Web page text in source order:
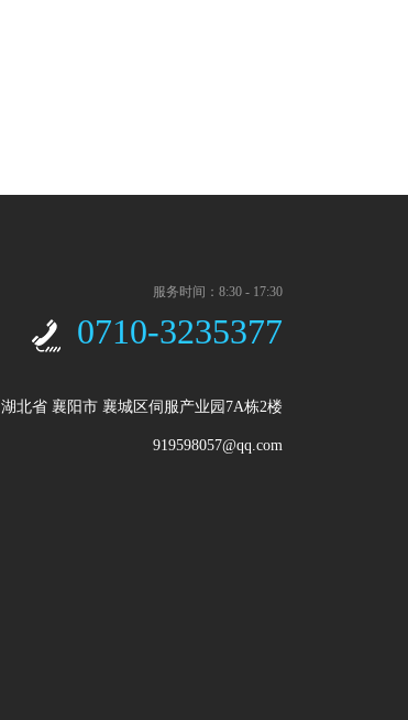
服务时间：8:30 - 17:30
0710-3235377
湖北省 襄阳市 襄城区伺服产业园7A栋2楼
919598057@qq.com